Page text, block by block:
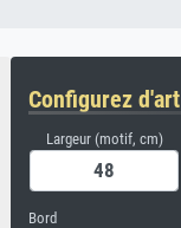
Configurez d'art
Largeur (motif, cm)
Bord